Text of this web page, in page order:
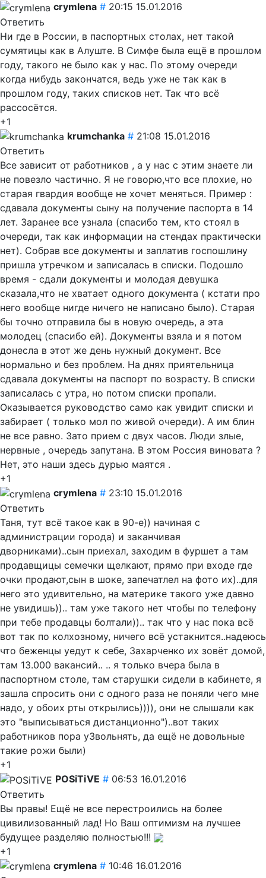
crymlena # 20:15 15.01.2016
Ответить
Ни где в России, в паспортных столах, нет такой
сумятицы как в Алуште. В Симфе была ещё в прошлом
году, такого не было как у нас. По этому очереди
когда нибудь закончатся, ведь уже не так как в
прошлом году, таких списков нет. Так что всё
рассосётся.
+1
krumchanka # 21:08 15.01.2016
Ответить
Все зависит от работников , а у нас с этим знаете ли
не повезло частично. Я не говорю,что все плохие, но
старая гвардия вообще не хочет меняться. Пример :
сдавала документы сыну на получение паспорта в 14
лет. Заранее все узнала (спасибо тем, кто стоял в
очереди, так как информации на стендах практически
нет). Собрав все документы и заплатив госпошлину
пришла утречком и записалась в списки. Подошло
время - сдали документы и молодая девушка
сказала,что не хватает одного документа ( кстати про
него вообще нигде ничего не написано было). Старая
бы точно отправила бы в новую очередь, а эта
молодец (спасибо ей). Документы взяла и я потом
донесла в этот же день нужный документ. Все
нормально и без проблем. На днях приятельница
сдавала документы на паспорт по возрасту. В списки
записалась с утра, но потом списки пропали.
Оказывается руководство само как увидит списки и
забирает ( только мол по живой очереди). А им блин
не все равно. Зато прием с двух часов. Люди злые,
нервные , очередь запутана. В этом Россия виновата ?
Нет, это наши здесь дурью маятся .
+1
crymlena # 23:10 15.01.2016
Ответить
Таня, тут всё такое как в 90-е)) начиная с
администрации города) и заканчивая
дворниками)..сын приехал, заходим в фуршет а там
продавщицы семечки щелкают, прямо при входе где
очки продают,сын в шоке, запечатлел на фото их)..для
него это удивительно, на материке такого уже давно
не увидишь)).. там уже такого нет чтобы по телефону
при тебе продавцы болтали)).. так что у нас пока всё
вот так по колхозному, ничего всё устакнится..надеюсь
что беженцы уедут к себе, Захарченко их зовёт домой,
там 13.000 вакансий.. .. я только вчера была в
паспортном столе, там старушки сидели в кабинете, я
зашла спросить они с одного раза не поняли чего мне
надо, у обоих рты открылись)))), они не слышали как
это "выписываться дистанционно")..вот таких
работников пора у3вольнять, да ещё не довольные
такие рожи были)
+1
POSiTiVE # 06:53 16.01.2016
Ответить
Вы правы! Ещё не все перестроились на более
цивилизованный лад! Но Ваш оптимизм на лучшее
будущее разделяю полностью!!!
+1
crymlena # 10:46 16.01.2016